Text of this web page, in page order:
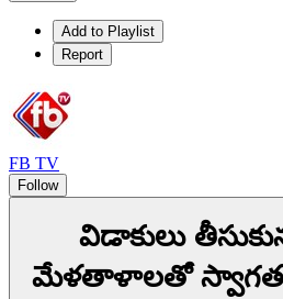
Add to Playlist
Report
FB TV
Follow
విడాకులు
మేళతాళాలతో